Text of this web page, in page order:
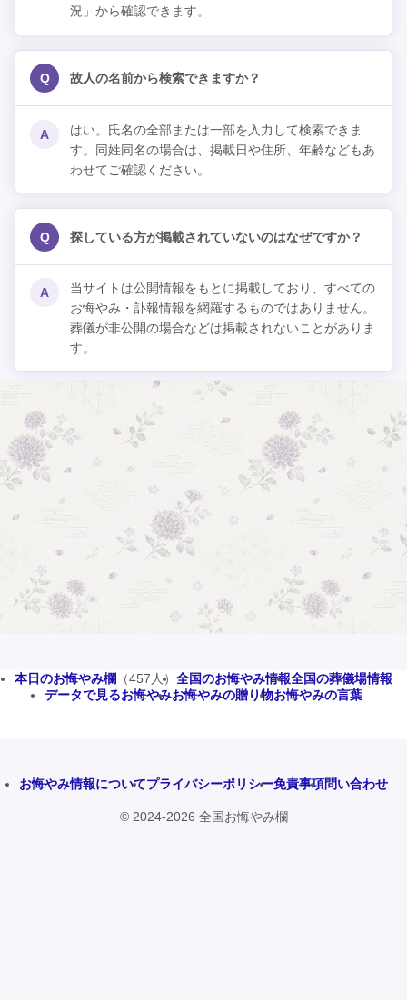
況」から確認できます。
Q 故人の名前から検索できますか？
A
はい。氏名の全部または一部を入力して検索できま
す。同姓同名の場合は、掲載日や住所、年齢などもあ
わせてご確認ください。
Q 探している方が掲載されていないのはなぜですか？
A
当サイトは公開情報をもとに掲載しており、すべての
お悔やみ・訃報情報を網羅するものではありません。
葬儀が非公開の場合などは掲載されないことがありま
す。
本日のお悔やみ欄 （457人） 全国のお悔やみ情報全国の葬儀場情報
データで見るお悔やみお悔やみの贈り物お悔やみの言葉
お悔やみ情報についてプライバシーポリシー免責事項問い合わせ
© 2024-2026 全国お悔やみ欄